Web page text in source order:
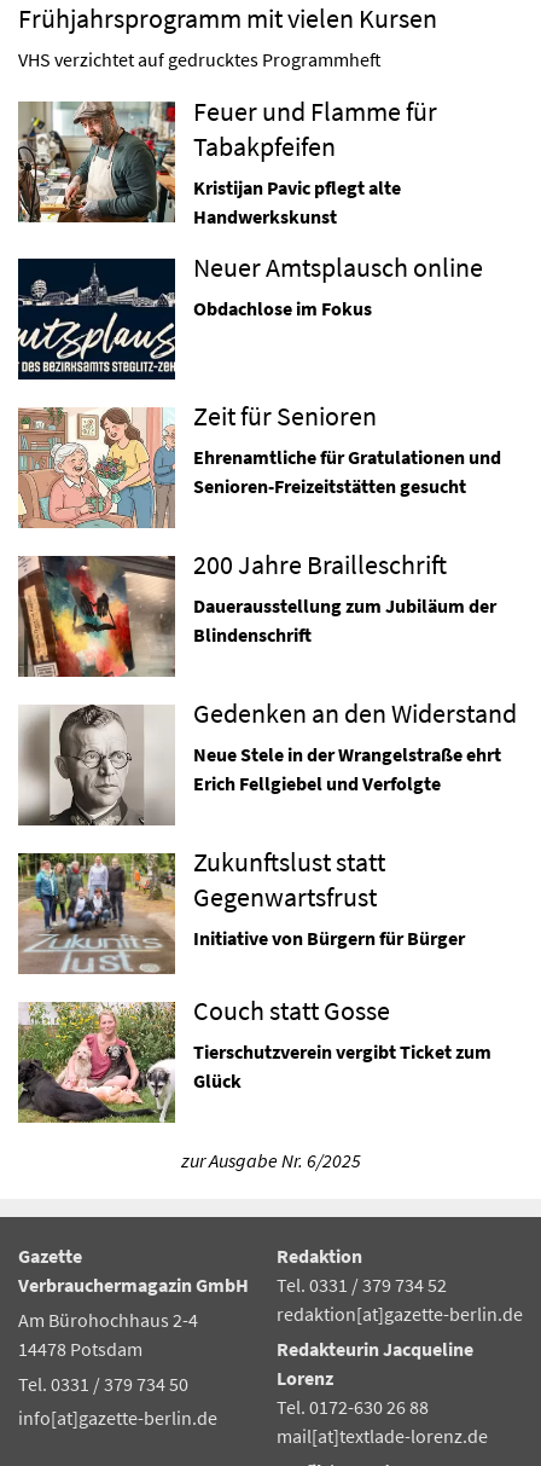
Frühjahrsprogramm mit vielen Kursen
VHS verzichtet auf gedrucktes Programmheft
Feuer und Flamme für
Tabakpfeifen
Kristijan Pavic pflegt alte
Handwerkskunst
Neuer Amtsplausch online
Obdachlose im Fokus
Zeit für Senioren
Ehrenamtliche für Gratulationen und
Senioren-Freizeitstätten gesucht
200 Jahre Brailleschrift
Dauerausstellung zum Jubiläum der
Blindenschrift
Gedenken an den Widerstand
Neue Stele in der Wrangelstraße ehrt
Erich Fellgiebel und Verfolgte
Zukunftslust statt
Gegenwartsfrust
Initiative von Bürgern für Bürger
Couch statt Gosse
Tierschutzverein vergibt Ticket zum
Glück
zur Ausgabe Nr. 6/2025
Gazette
Verbrauchermagazin GmbH
Am Bürohochhaus 2-4
14478 Potsdam
Tel. 0331 / 379 734 50
info[at]gazette-berlin.de
Redaktion
Tel. 0331 / 379 734 52
redaktion[at]gazette-berlin.de
Redakteurin Jacqueline
Lorenz
Tel. 0172-630 26 88
mail[at]textlade-lorenz.de